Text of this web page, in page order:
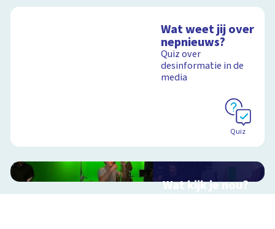
Wat weet jij over
nepnieuws?
Quiz over
desinformatie in de
media
Quiz
Wat kijk je nou?
Interactieve